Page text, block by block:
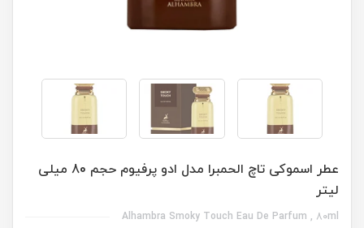
عطر اسموکی تاچ الحمبرا مدل ادو پرفیوم حجم 80 میلی
لیتر
Alhambra Smoky Touch Eau De Parfum , 80ml